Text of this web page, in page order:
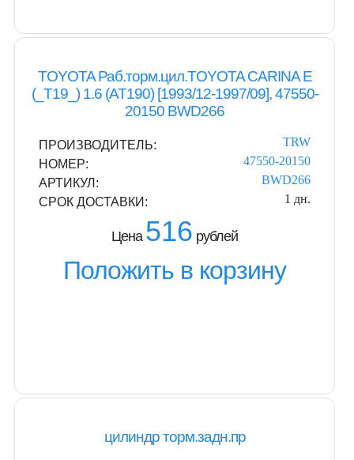
TOYOTA Раб.торм.цил.TOYOTA CARINA E
(_T19_) 1.6 (AT190) [1993/12-1997/09], 47550-
20150 BWD266
ПРОИЗВОДИТЕЛЬ:
TRW
НОМЕР:
47550-20150
АРТИКУЛ:
BWD266
СРОК ДОСТАВКИ:
1 дн.
Цена 516 рублей
Положить в корзину
цилиндр торм.задн.пр